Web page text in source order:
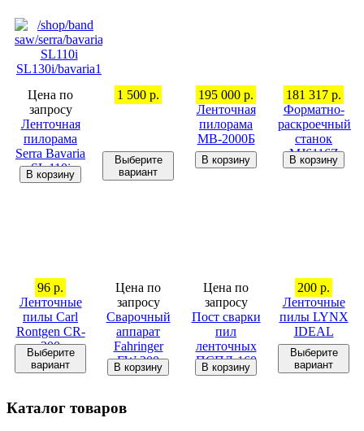
Цена по
запросу
Ленточная
пилорама
Serra Bavaria
SL 110i
В корзину
1 500 р.
Выберите
вариант
195 000 р.
Ленточная
пилорама
МВ-2000Б
В корзину
181 317 р.
Форматно-
раскроечный
станок
MJ6116Z
В корзину
96 р.
Ленточные
пилы Carl
Rontgen CR-
300
Выберите
вариант
Цена по
запросу
Сварочный
аппарат
Fahringer
FW-200
В корзину
Цена по
запросу
Пост сварки
пил
ленточных
ПСПЛ-160
В корзину
200 р.
Ленточные
пилы LYNX
IDEAL
Выберите
вариант
Каталог товаров